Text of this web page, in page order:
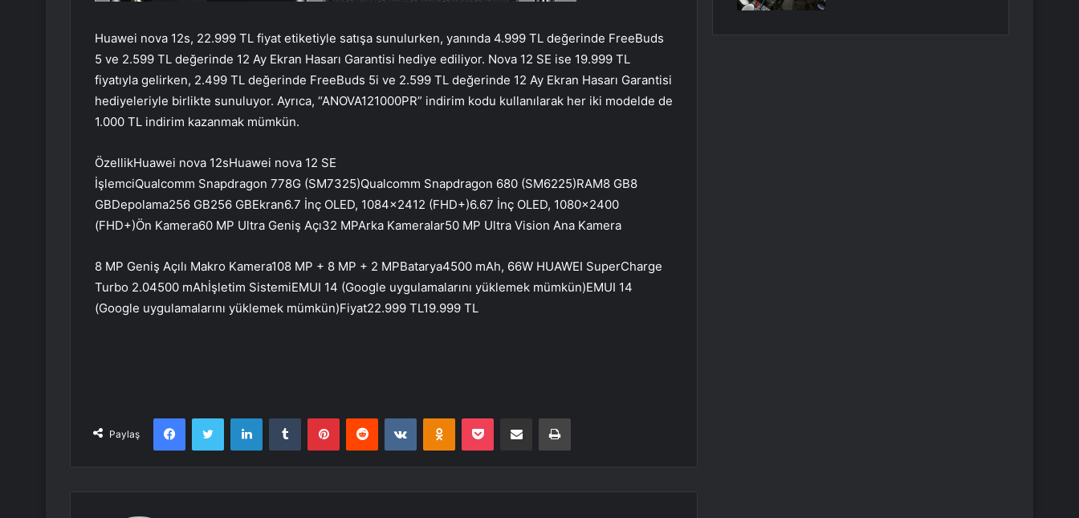
Huawei nova 12s, 22.999 TL fiyat etiketiyle satışa sunulurken, yanında 4.999 TL değerinde FreeBuds
5 ve 2.599 TL değerinde 12 Ay Ekran Hasarı Garantisi hediye ediliyor. Nova 12 SE ise 19.999 TL
fiyatıyla gelirken, 2.499 TL değerinde FreeBuds 5i ve 2.599 TL değerinde 12 Ay Ekran Hasarı Garantisi
hediyeleriyle birlikte sunuluyor. Ayrıca, “ANOVA121000PR” indirim kodu kullanılarak her iki modelde de
1.000 TL indirim kazanmak mümkün.
ÖzellikHuawei nova 12sHuawei nova 12 SE
İşlemciQualcomm Snapdragon 778G (SM7325)Qualcomm Snapdragon 680 (SM6225)RAM8 GB8
GBDepolama256 GB256 GBEkran6.7 İnç OLED, 1084×2412 (FHD+)6.67 İnç OLED, 1080×2400
(FHD+)Ön Kamera60 MP Ultra Geniş Açı32 MPArka Kameralar50 MP Ultra Vision Ana Kamera
8 MP Geniş Açılı Makro Kamera108 MP + 8 MP + 2 MPBatarya4500 mAh, 66W HUAWEI SuperCharge
Turbo 2.04500 mAhİşletim SistemiEMUI 14 (Google uygulamalarını yüklemek mümkün)EMUI 14
(Google uygulamalarını yüklemek mümkün)Fiyat22.999 TL19.999 TL
Paylaş
FacebookTwitter LinkedInTumblr PinterestReddit VKontakteOdnoklassniki
Pocket E-Posta ile paylaş Yazdır